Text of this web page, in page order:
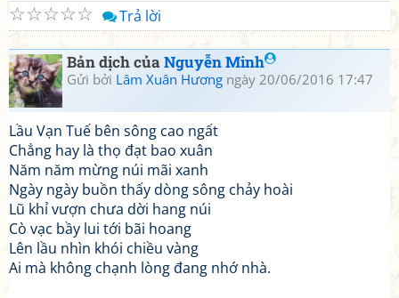
☆
☆
☆
☆
☆ Trả lời
Bản dịch củaNguyễn Minh
Gửi bởi Lâm Xuân Hương ngày 20/06/2016 17:47
Lầu Vạn Tuế bên sông cao ngất
Chẳng hay là thọ đạt bao xuân
Năm năm mừng núi mãi xanh
Ngày ngày buồn thấy dòng sông chảy hoài
Lũ khỉ vượn chưa dời hang núi
Cò vạc bầy lui tới bãi hoang
Lên lầu nhìn khói chiều vàng
Ai mà không chạnh lòng đang nhớ nhà.